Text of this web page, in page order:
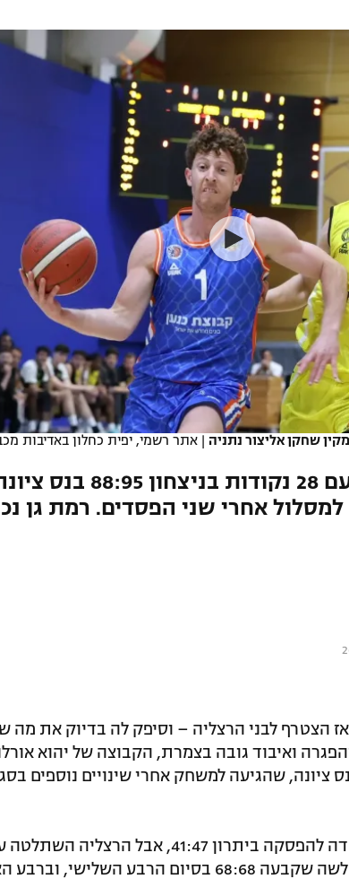
הפועל תל אביב
מכבי נתניה
בני יהודה
ליגה סינית
ליגה ברזילאית
ליגות נוספות
שחקן אליצור נתניה | אתר רשמי, יפית כחלון באדיבות
הגארד החדש התפוצץ עם 28
הצטרף לבני הרצליה – וסיפק לה בדיוק את מה
ואיבוד גובה בצמרת, הקבוצה של יהוא
נס ציונה, שהגיעה למשחק אחרי שינויים נוספים
נס ציונה פתחה טוב יותר ואף ירדה להפסקה ביתרון 41:47,
במחצית השנייה. הגארד קלע שלשה שקבעה 68:68 בסיום הרבע